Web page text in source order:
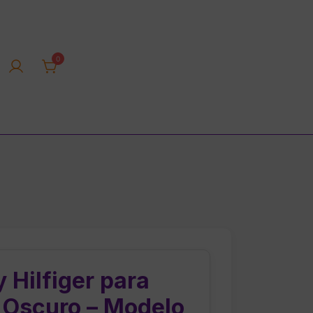
0
Hilfiger para
– Modelo